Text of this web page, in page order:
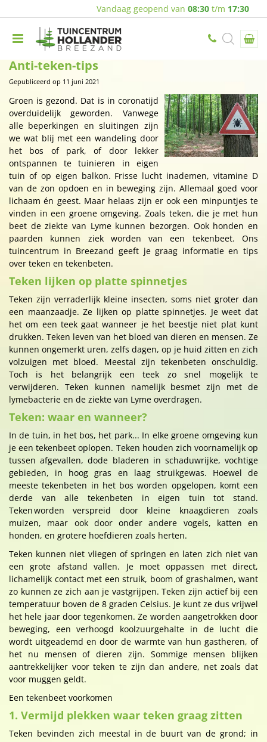
Vandaag geopend van 08:30 t/m 17:30
Anti-teken-tips
Gepubliceerd op 11 juni 2021
Groen is gezond. Dat is in coronatijd
overduidelijk geworden. Vanwege
alle beperkingen en sluitingen zijn
we wat blij met een wandeling door
het bos of park, of door lekker
ontspannen te tuinieren in eigen
tuin of op eigen balkon. Frisse lucht inademen, vitamine D
van de zon opdoen en in beweging zijn. Allemaal goed voor
lichaam én geest. Maar helaas zijn er ook een minpuntjes te
vinden in een groene omgeving. Zoals teken, die je met hun
beet de ziekte van Lyme kunnen bezorgen. Ook honden en
paarden kunnen ziek worden van een tekenbeet. Ons
tuincentrum in Breezand geeft je graag informatie en tips
over teken en tekenbeten.
Teken lijken op platte spinnetjes
Teken zijn verraderlijk kleine insecten, soms niet groter dan
een maanzaadje. Ze lijken op platte spinnetjes. Je weet dat
het om een teek gaat wanneer je het beestje niet plat kunt
drukken. Teken leven van het bloed van dieren en mensen. Ze
kunnen ongemerkt uren, zelfs dagen, op je huid zitten en zich
volzuigen met bloed. Meestal zijn tekenbeten onschuldig.
Toch is het belangrijk een teek zo snel mogelijk te
verwijderen. Teken kunnen namelijk besmet zijn met de
lymebacterie en de ziekte van Lyme overdragen.
Teken: waar en wanneer?
In de tuin, in het bos, het park... In elke groene omgeving kun
je een tekenbeet oplopen. Teken houden zich voornamelijk op
tussen afgevallen, dode bladeren in schaduwrijke, vochtige
gebieden, in hoog gras en laag struikgewas. Hoewel de
meeste tekenbeten in het bos worden opgelopen, komt een
derde van alle tekenbeten in eigen tuin tot stand.
Teken worden verspreid door kleine knaagdieren zoals
muizen, maar ook door onder andere vogels, katten en
honden, en grotere hoefdieren zoals herten.
Teken kunnen niet vliegen of springen en laten zich niet van
een grote afstand vallen. Je moet oppassen met direct,
lichamelijk contact met een struik, boom of grashalmen, want
zo kunnen ze zich aan je vastgrijpen. Teken zijn actief bij een
temperatuur boven de 8 graden Celsius. Je kunt ze dus vrijwel
het hele jaar door tegenkomen. Ze worden aangetrokken door
beweging, een verhoogd koolzuurgehalte in de lucht die
wordt uitgeademd en door de warmte van hun gastheren, of
het nu mensen of dieren zijn. Sommige mensen blijken
aantrekkelijker voor teken te zijn dan andere, net zoals dat
voor muggen geldt.
Een tekenbeet voorkomen
1. Vermijd plekken waar teken graag zitten
Teken bevinden zich meestal in de buurt van de grond; in